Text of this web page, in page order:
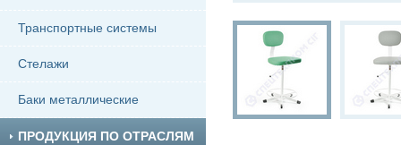
Транспортные системы
Стелажи
Баки металлические
ПРОДУКЦИЯ ПО ОТРАСЛЯМ